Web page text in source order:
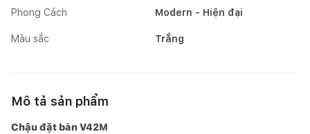
Phong Cách Modern - Hiện đại
Màu sắc Trắng
Mô tả sản phẩm
Chậu đặt bàn V42M